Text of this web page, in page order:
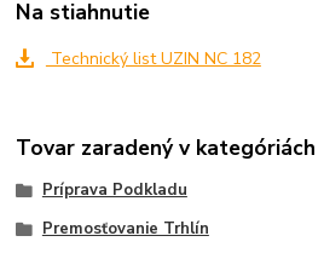
Na stiahnutie
Technický list UZIN NC 182
Tovar zaradený v kategóriách
Príprava Podkladu
Premosťovanie Trhlín